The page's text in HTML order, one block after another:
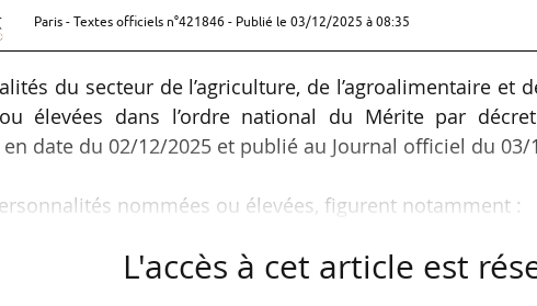
Paris - Textes officiels n°421846 - Publié le 03/12/2025 à 08:35
du secteur de l’agriculture, de l’agroalimentaire et
élevées dans l’ordre national du Mérite par
date du 02/12/2025 et publié au Journal officiel du 03/
nommées ou élevées, figurent notamment :
Zind, directrice générale du groupe Bel,
L'accès à cet article est